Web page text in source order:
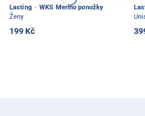
Lasting · WKS Merino ponožky
Ženy
199 Kč